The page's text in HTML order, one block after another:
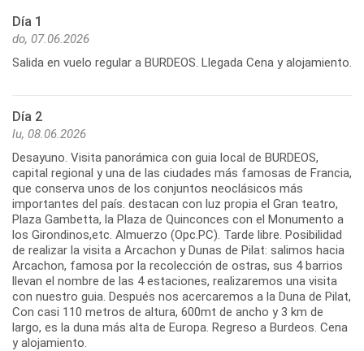
Día 1
do, 07.06.2026
Salida en vuelo regular a BURDEOS. Llegada Cena y alojamiento.
Día 2
lu, 08.06.2026
Desayuno. Visita panorámica con guia local de BURDEOS,
capital regional y una de las ciudades más famosas de Francia,
que conserva unos de los conjuntos neoclásicos más
importantes del país. destacan con luz propia el Gran teatro,
Plaza Gambetta, la Plaza de Quinconces con el Monumento a
los Girondinos,etc. Almuerzo (Opc.PC). Tarde libre. Posibilidad
de realizar la visita a Arcachon y Dunas de Pilat: salimos hacia
Arcachon, famosa por la recolección de ostras, sus 4 barrios
llevan el nombre de las 4 estaciones, realizaremos una visita
con nuestro guia. Después nos acercaremos a la Duna de Pilat,
Con casi 110 metros de altura, 600mt de ancho y 3 km de
largo, es la duna más alta de Europa. Regreso a Burdeos. Cena
y alojamiento.